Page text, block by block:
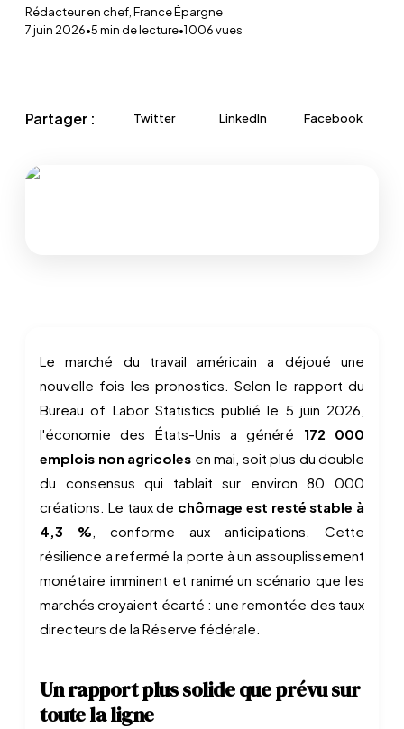
Rédacteur en chef, France Épargne
7 juin 2026•5min de lecture•1 006vues
Partager : Twitter LinkedIn Facebook
Le marché du travail américain a déjoué une
nouvelle fois les pronostics. Selon le rapport du
Bureau of Labor Statistics publié le 5 juin 2026,
l'économie des États-Unis a généré 172 000
emplois non agricoles en mai, soit plus du double
du consensus qui tablait sur environ 80 000
créations. Le taux de chômage est resté stable à
4,3 %, conforme aux anticipations. Cette
résilience a refermé la porte à un assouplissement
monétaire imminent et ranimé un scénario que les
marchés croyaient écarté : une remontée des taux
directeurs de la Réserve fédérale.
Un rapport plus solide que prévu sur
toute la ligne